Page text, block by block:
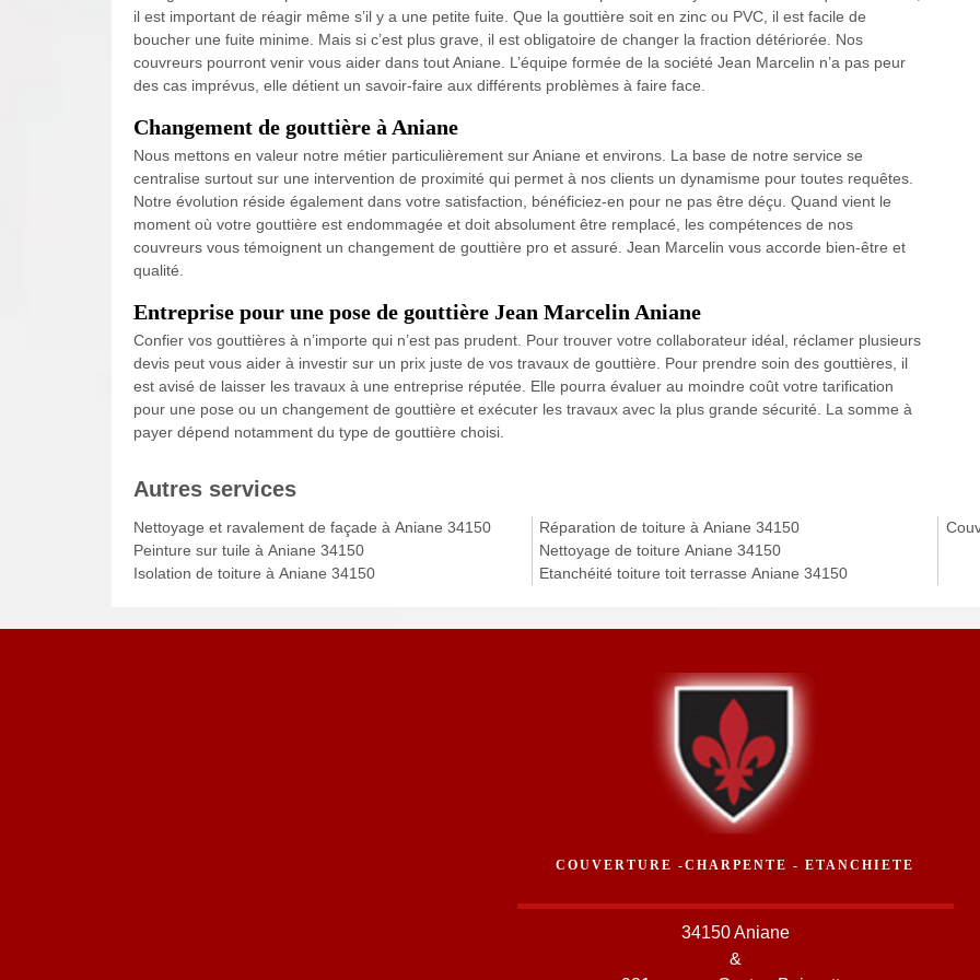
il est important de réagir même s’il y a une petite fuite. Que la gouttière soit en zinc ou PVC, il est facile de
boucher une fuite minime. Mais si c’est plus grave, il est obligatoire de changer la fraction détériorée. Nos
couvreurs pourront venir vous aider dans tout Aniane. L’équipe formée de la société Jean Marcelin n’a pas peur
des cas imprévus, elle détient un savoir-faire aux différents problèmes à faire face.
Changement de gouttière à Aniane
Nous mettons en valeur notre métier particulièrement sur Aniane et environs. La base de notre service se
centralise surtout sur une intervention de proximité qui permet à nos clients un dynamisme pour toutes requêtes.
Notre évolution réside également dans votre satisfaction, bénéficiez-en pour ne pas être déçu. Quand vient le
moment où votre gouttière est endommagée et doit absolument être remplacé, les compétences de nos
couvreurs vous témoignent un changement de gouttière pro et assuré. Jean Marcelin vous accorde bien-être et
qualité.
Entreprise pour une pose de gouttière Jean Marcelin Aniane
Confier vos gouttières à n’importe qui n’est pas prudent. Pour trouver votre collaborateur idéal, réclamer plusieurs
devis peut vous aider à investir sur un prix juste de vos travaux de gouttière. Pour prendre soin des gouttières, il
est avisé de laisser les travaux à une entreprise réputée. Elle pourra évaluer au moindre coût votre tarification
pour une pose ou un changement de gouttière et exécuter les travaux avec la plus grande sécurité. La somme à
payer dépend notamment du type de gouttière choisi.
Autres services
Nettoyage et ravalement de façade à Aniane 34150
Peinture sur tuile à Aniane 34150
Isolation de toiture à Aniane 34150
Réparation de toiture à Aniane 34150
Nettoyage de toiture Aniane 34150
Etanchéité toiture toit terrasse Aniane 34150
COUVERTURE -CHARPENTE - ETANCHIETE
34150 Aniane
&